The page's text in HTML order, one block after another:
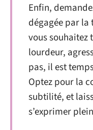
Enfin,
dégagée par la
vous souhaitez
lourdeur,
pas, il est
Optez pour la
subtilité, et
s’exprimer